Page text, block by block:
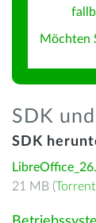
Möchten
SDK
SDK
21 MB (Torrent